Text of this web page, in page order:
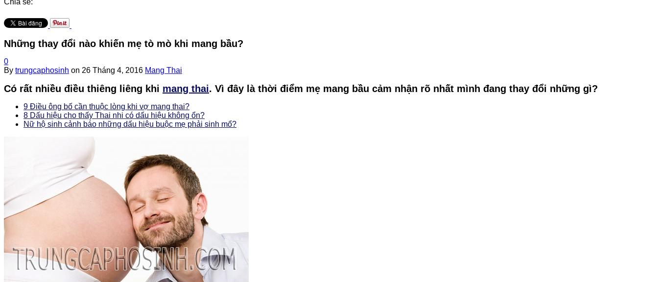
Chia sẻ:
Những thay đổi nào khiến mẹ tò mò khi mang bầu?
0
By trungcaphosinh on 26 Tháng 4, 2016 Mang Thai
Có rất nhiều điều thiêng liêng khi mang thai. Vì đây là thời điểm mẹ mang bầu cảm nhận rõ nhất mình đang thay đổi những gì?
9 Điều ông bố cần thuộc lòng khi vợ mang thai?
8 Dấu hiệu cho thấy Thai nhi có dấu hiệu không ổn?
Nữ hộ sinh cảnh báo những dấu hiệu buộc mẹ phải sinh mổ?